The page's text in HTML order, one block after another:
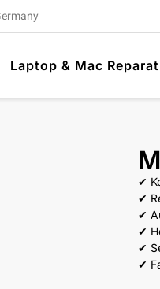
Laptop & Mac
✔
✔
✔
✔
✔
✔